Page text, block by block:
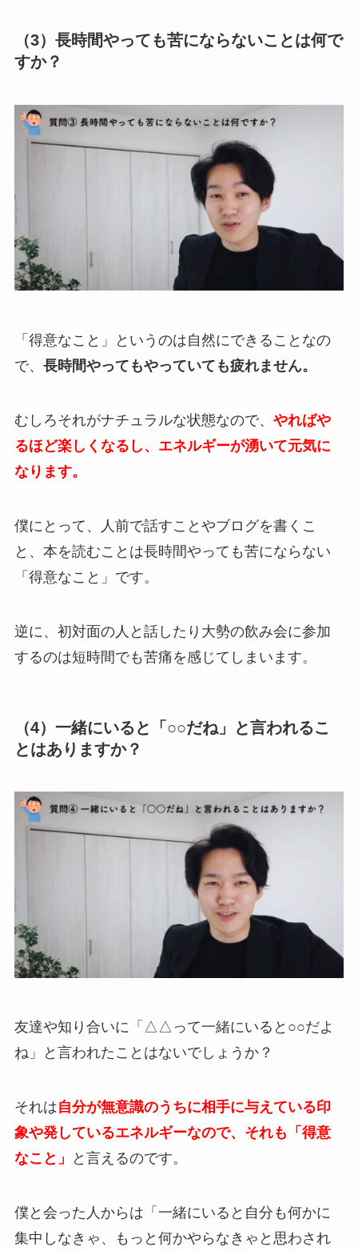
（3）長時間やっても苦にならないことは何で
すか？
「得意なこと」というのは自然にできることなの
で、 長時間やってもやっていても疲れません。
むしろそれがナチュラルな状態なので、 やればや
るほど楽しくなるし、エネルギーが湧いて元気に
なります。
僕にとって、人前で話すことやブログを書くこ
と、本を読むことは長時間やっても苦にならない
「得意なこと」です。
逆に、初対面の人と話したり大勢の飲み会に参加
するのは短時間でも苦痛を感じてしまいます。
（4）一緒にいると「○○だね」と言われるこ
とはありますか？
友達や知り合いに「△△って一緒にいると○○だよ
ね」と言われたことはないでしょうか？
それは自分が無意識のうちに相手に与えている印
象や発しているエネルギーなので、それも「得意
なこと」
と言えるのです。
僕と会った人からは「一緒にいると自分も何かに
集中しなきゃ、もっと何かやらなきゃと思わされ